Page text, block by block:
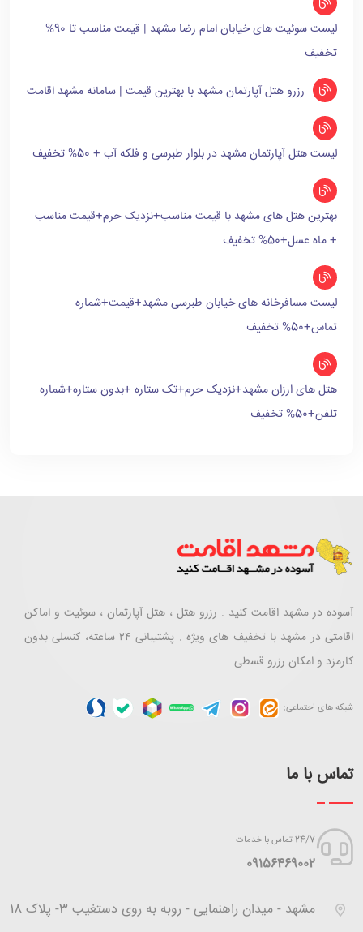
لیست سوئیت های خیابان امام رضا مشهد | قیمت مناسب تا 90%
تخفیف
رزرو هتل آپارتمان مشهد با بهترین قیمت | سامانه مشهد اقامت
لیست هتل آپارتمان مشهد در بلوار طبرسی و فلکه آب + 50% تخفیف
بهترین هتل های مشهد با قیمت مناسب+نزدیک حرم+قیمت مناسب
+ ماه عسل+50% تخفیف
لیست مسافرخانه های خیابان طبرسی مشهد+قیمت+شماره
تماس+50% تخفیف
هتل های ارزان مشهد+نزدیک حرم+تک ستاره +بدون ستاره+شماره
تلفن+50% تخفیف
آسوده در مشهد اقامت کنید . رزرو هتل ، هتل آپارتمان ، سوئیت و اماکن
اقامتی در مشهد با تخفیف های ویژه . پشتیبانی ۲۴ ساعته، کنسلی بدون
کارمزد و امکان رزرو قسطی
شبکه های اجتماعی:
تماس با ما
24/7 تماس با خدمات
‪09156469002
مشهد - میدان راهنمایی - روبه به روی دستغیب 3- پلاک 18